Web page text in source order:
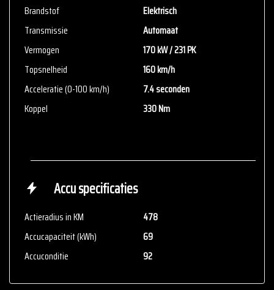
Brandstof
Elektrisch
Transmissie
Automaat
Vermogen
170 kW / 231 PK
Topsnelheid
160 km/h
Acceleratie (0-100 km/h)
7.4 seconden
Koppel
330 Nm
Accu specificaties
Actieradius in KM
478
Accucapaciteit (kWh)
69
Accuconditie
92